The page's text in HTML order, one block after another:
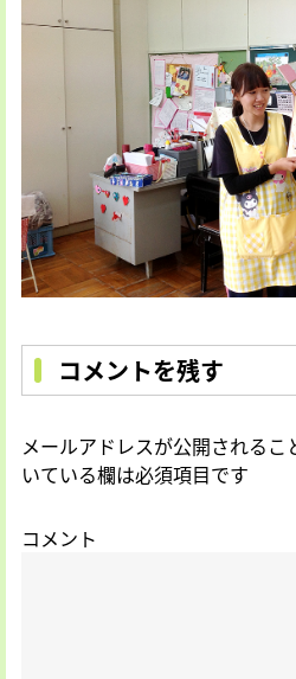
コメントを残す
メールアドレスが公開されるこ
いている欄は必須項目です
コメント